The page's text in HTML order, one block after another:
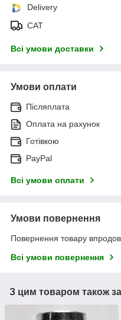
Delivery
САТ
Всі умови доставки
Умови оплати
Післяплата
Оплата на рахунок
Готівкою
PayPal
Всі умови оплати
Умови повернення
Повернення товару
Всі умови повернення
З цим товаром також